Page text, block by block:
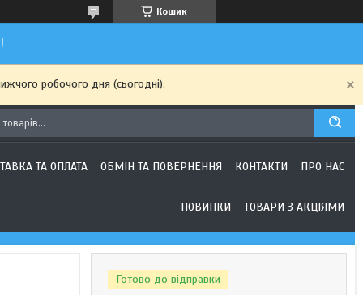
Кошик
робочого дня (сьогодні).
ТА ОПЛАТА ОБМІН ТА ПОВЕРНЕННЯ КОНТАКТИ ПРО НАС
НОВИНКИ ТОВАРИ З АКЦІЯМИ
Готово до відправки